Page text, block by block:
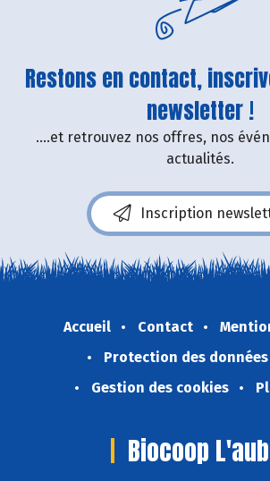
Restons en contact,
newsletter !
....et retrouvez nos offres, nos
actualités.
Inscription
Accueil Contact
Protection des données
Gestion des cookies
Biocoop